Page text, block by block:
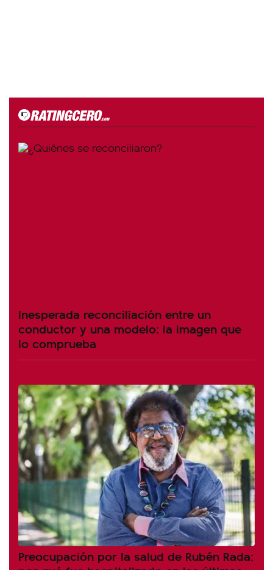
Inesperada reconciliación entre un
conductor y una modelo: la imagen que
lo comprueba
Preocupación por la salud de Rubén Rada: